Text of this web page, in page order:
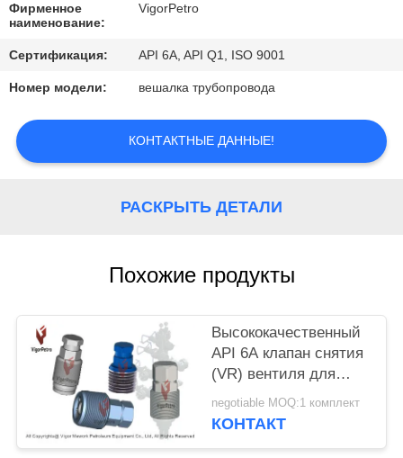
КОНТАКТНЫЕ
ДАННЫЕ
ЗАПРОС
PRIVACY
POLICY
Фирменное
наименование:
VigorPetro
Сертификация: API 6A, API Q1, ISO 9001
Номер модели: вешалка трубопровода
КОНТАКТНЫЕ ДАННЫЕ!
РАСКРЫТЬ ДЕТАЛИ
Похожие продукты
Высококачественный
API 6A клапан снятия
(VR) вентиля для
поддержания
давления скважины
negotiable MOQ:1 комплект
КОНТАКТ